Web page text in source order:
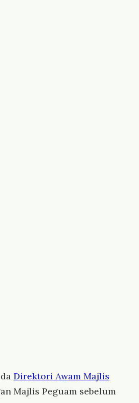
Direktori Awam Majlis
Majlis Peguam sebelum